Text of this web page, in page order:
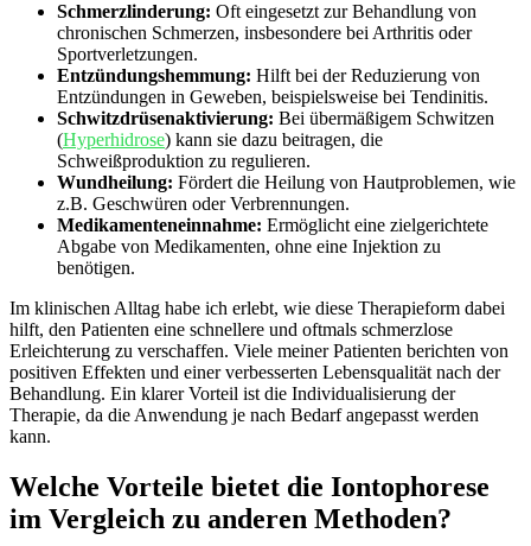
Schmerzlinderung: ​Oft eingesetzt zur​ Behandlung von
‍chronischen Schmerzen,‌ insbesondere bei Arthritis oder
Sportverletzungen.
Entzündungshemmung: Hilft bei der Reduzierung von
Entzündungen in Geweben, beispielsweise bei Tendinitis.
Schwitzdrüsenaktivierung: Bei übermäßigem Schwitzen
(Hyperhidrose) kann sie dazu beitragen, die‌
Schweißproduktion zu regulieren.
Wundheilung: Fördert die Heilung von ‌Hautproblemen, wie
z.B. Geschwüren oder Verbrennungen.
Medikamenteneinnahme: Ermöglicht⁣ eine zielgerichtete
Abgabe von Medikamenten, ohne eine Injektion zu
benötigen.
Im klinischen Alltag habe ich erlebt, wie ⁢diese Therapieform dabei
hilft, den Patienten ⁢eine schnellere ‍und oftmals schmerzlose
Erleichterung zu verschaffen. Viele⁤ meiner ‍Patienten berichten von
positiven Effekten⁤ und einer verbesserten Lebensqualität nach der
Behandlung. Ein klarer Vorteil ist ‌die Individualisierung der
Therapie, da die ‌Anwendung je ⁣nach Bedarf angepasst⁣ werden
kann.
Welche Vorteile bietet die Iontophorese
‌im Vergleich zu anderen‌ Methoden?